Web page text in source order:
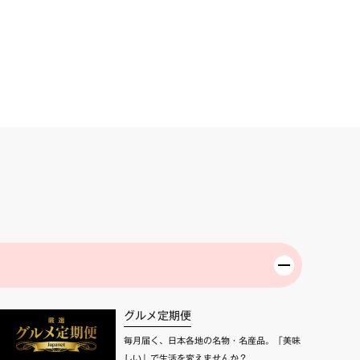
グルメ定期便
毎月届く、日本各地の名物・名産品。「美味